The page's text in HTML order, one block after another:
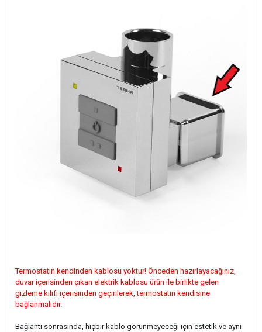
Termostatın kendinden kablosu yoktur! Önceden hazırlayacağınız,
duvar içerisinden çıkan elektrik kablosu ürün ile birlikte gelen
gizleme kılıfı içerisinden geçirilerek, termostatın kendisine
bağlanmalıdır.
Bağlantı sonrasında, hiçbir kablo görünmeyeceği için estetik ve aynı